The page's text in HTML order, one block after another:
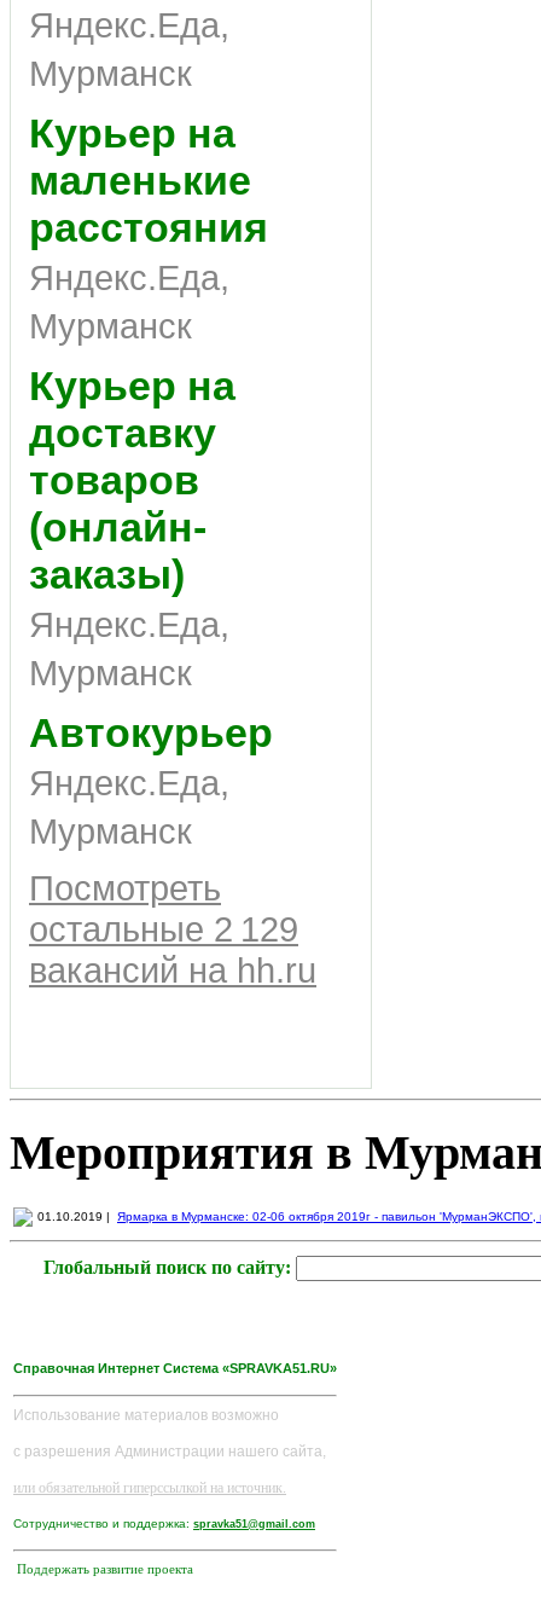
Яндекс.Еда,
Мурманск
Курьер на
маленькие
расстояния
Яндекс.Еда,
Мурманск
Курьер на
доставку
товаров
(онлайн-
заказы)
Яндекс.Еда,
Мурманск
Автокурьер
Яндекс.Еда,
Мурманск
Посмотреть
остальные 2 129
вакансий на hh.ru
Мероприятия в
01.10.2019 | Ярмарка в Мурманске: 02-06 октября 2019г - павильон 'МурманЭКСПО',
Глобальный поиск по сайту:
Справочная Интернет Система «SPRAVKA51.RU»
Использование материалов возможно
с разрешения Администрации нашего сайта,
или обязательной гиперссылкой на источник.
Сотрудничество и поддержка: spravka51@gmail.com
Поддержать развитие проекта